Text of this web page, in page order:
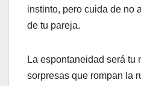
instinto, pero cuida de no
de tu pareja.
La espontaneidad será tu
sorpresas que rompan la